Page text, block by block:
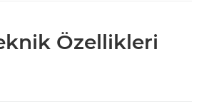
Özellikleri